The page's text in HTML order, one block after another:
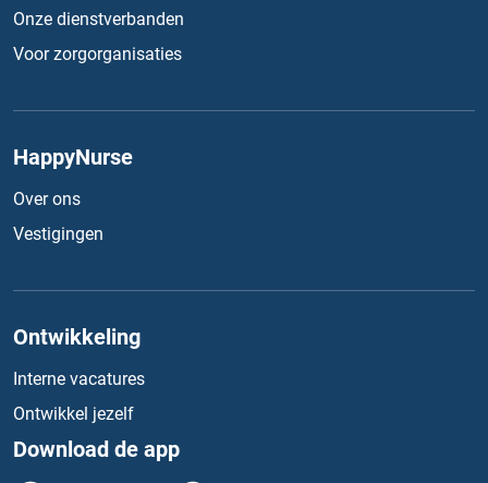
Onze dienstverbanden
Voor zorgorganisaties
HappyNurse
Over ons
Vestigingen
Ontwikkeling
Interne vacatures
Ontwikkel jezelf
Download de app